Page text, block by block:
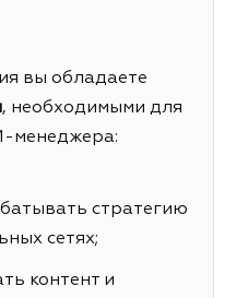
вы обладаете
, необходимыми для
менеджера:
стратегию
сетях;
контент и